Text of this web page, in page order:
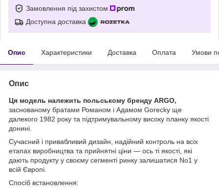
Замовлення під захистом
Доступна доставка
Опис Характеристики Доставка Оплата Умови
Опис
Ця модель належить польському бренду ARGO,
заснованому братами Романом і Адамом Gorecky ще
далекого 1982 року та підтримувальному високу планку якості
донині.
Сучасний і привабливий дизайн, надійний контроль на всіх
етапах виробництва та прийнятні ціни — ось ті якості, які
дають продукту у своєму сегменті ринку залишатися No1 у
всій Європі.
Спосіб встановлення: